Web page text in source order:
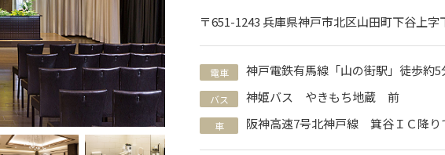
〒651-1243 兵庫県神戸市北区山田町下谷上字
電車 神戸電鉄有馬線「山の街駅」徒歩約5
バス 神姫バス やきもち地蔵 前
車 阪神高速7号北神戸線 箕谷ＩＣ降り